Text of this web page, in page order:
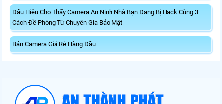
Dấu Hiệu Cho Thấy Camera An Ninh Nhà Bạn Đang Bị Hack Cùng 3
Cách Đề Phòng Từ Chuyên Gia Bảo Mật
Bán Camera Giá Rẻ Hàng Đầu